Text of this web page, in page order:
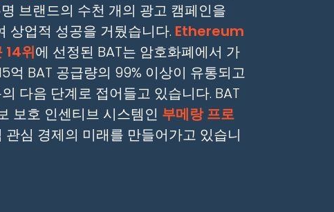
브랜드의 수천 개의 광고 캠페인을
상업적 성공을 거뒀습니다. Ethereum
14위에 선정된 BAT는 암호화폐에서 가
억 BAT 공급량의 99% 이상이 유통되고
다음 단계로 접어들고 있습니다. BAT
보호 인센티브 시스템인 부메랑 프로
심 경제의 미래를 만들어가고 있습니